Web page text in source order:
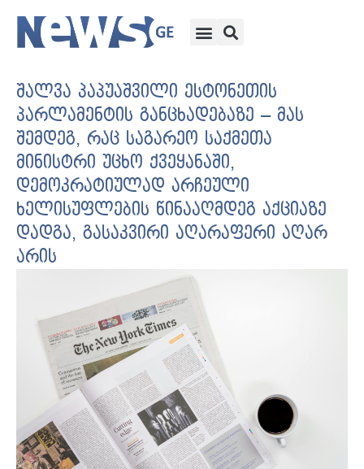
შალვა პაპუაშვილი ესტონეთის
პარლამენტის განცხადებაზე – მას
შემდეგ, რაც საგარეო საქმეთა
მინისტრი უცხო ქვეყანაში,
დემოკრატიულად არჩეული
ხელისუფლების წინააღმდეგ აქციაზე
დადგა, გასაკვირი აღარაფერი აღარ
არის